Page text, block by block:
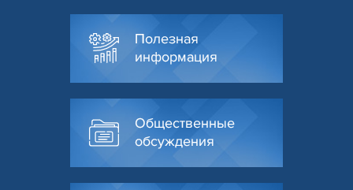
Полезная
информация
Общественные
обсуждения